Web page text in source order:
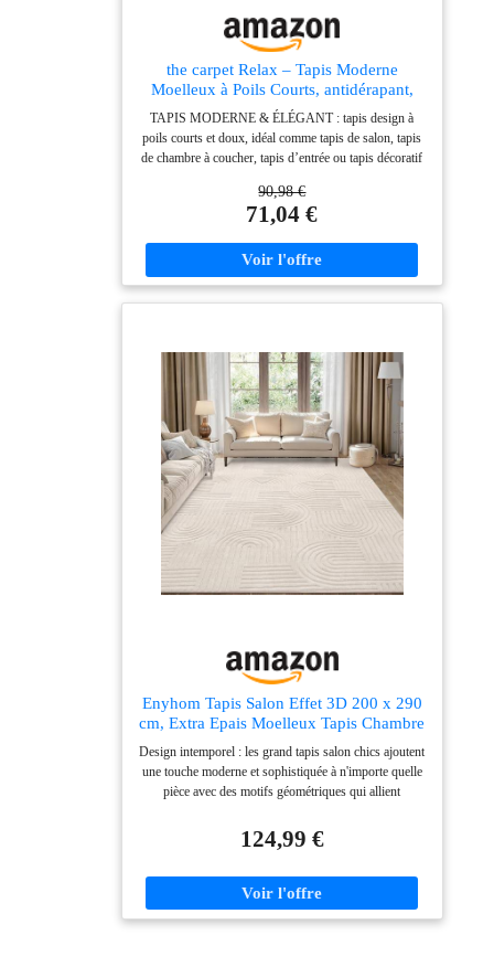
the carpet Relax – Tapis Moderne
Moelleux à Poils Courts, antidérapant,
Lavable Jusqu’à 30°C, Super Doux,
Aspect Fourrure, pour Salon et Chambre,
décoratif, Beige, 240 x 340 cm
TAPIS MODERNE & ÉLÉGANT : tapis design à
poils courts et doux, idéal comme tapis de salon, tapis
de chambre à coucher, tapis d’entrée ou tapis décoratif
moelleux en 100 % polyester, toucher agréable,
résistant et facile d’entretien, disponible en couleurs
EN MACHINE : tapis lavable à 30 °C (cycle délicat),
hygiénique et pratique, parfaitement adapté comme
carrelage, parquet ou stratifié, sans sous-couche
supplémentaire PLUSIEURS FORMATS
DISPONIBLES : tapis rectangulaire (120x160 cm,
160x220 cm), tapis de passage 80x150 cm ou tapis
rond (Ø 120 cm, Ø 160 cm, Ø 200 cm) pour s’adapter
à tous les espaces
90,98 €
71,04 €
Enyhom Tapis Salon Effet 3D 200 x 290
cm, Extra Epais Moelleux Tapis Chambre
Antidérapant Lavable en Machine, Ne
Perd Pas Ses Poils, Grand Tapis Salle a
Manger pour Salon, Chambre à Coucher
Design intemporel : les grand tapis salon chics ajoutent
une touche moderne et sophistiquée à n'importe quelle
pièce avec des motifs géométriques qui allient
Chaque tapis est conçu pour apporter une touche
d'élégance à votre intérieur Doux au toucher et ne
lavables sont fabriqués à partir de polyester à poils
longs et courts qui sont denses, respectueux de la peau
124,99 €